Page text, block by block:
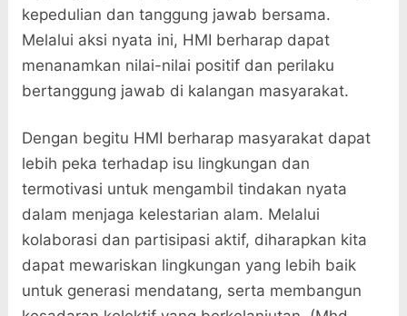
kepedulian dan tanggung jawab bersama.
Melalui aksi nyata ini, HMI berharap dapat
menanamkan nilai-nilai positif dan perilaku
bertanggung jawab di kalangan masyarakat.
Dengan begitu HMI berharap masyarakat dapat
lebih peka terhadap isu lingkungan dan
termotivasi untuk mengambil tindakan nyata
dalam menjaga kelestarian alam. Melalui
kolaborasi dan partisipasi aktif, diharapkan kita
dapat mewariskan lingkungan yang lebih baik
untuk generasi mendatang, serta membangun